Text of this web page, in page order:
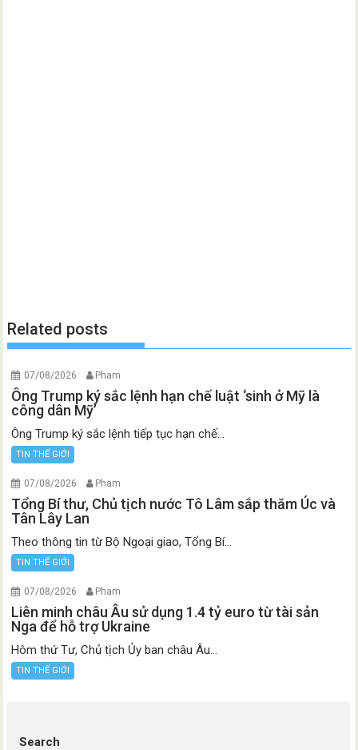
Related posts
07/08/2026 Pham
Ông Trump ký sắc lệnh hạn chế luật ‘sinh ở Mỹ là
công dân Mỹ’
Ông Trump ký sắc lệnh tiếp tục hạn chế...
TIN THẾ GIỚI
07/08/2026 Pham
Tổng Bí thư, Chủ tịch nước Tô Lâm sắp thăm Úc và
Tân Lây Lan
Theo thông tin từ Bộ Ngoại giao, Tổng Bí...
TIN THẾ GIỚI
07/08/2026 Pham
Liên minh châu Âu sử dụng 1.4 tỷ euro từ tài sản
Nga để hỗ trợ Ukraine
Hôm thứ Tư, Chủ tịch Ủy ban châu Âu...
TIN THẾ GIỚI
Search